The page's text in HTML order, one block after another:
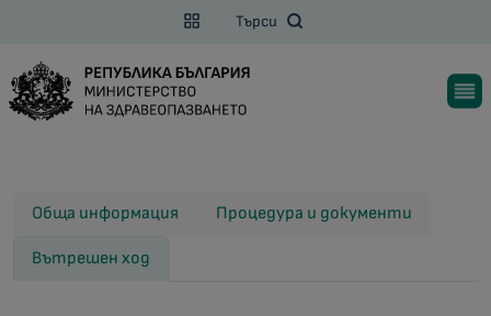
Търси
Обща информация Процедура и документи
Вътрешен ход